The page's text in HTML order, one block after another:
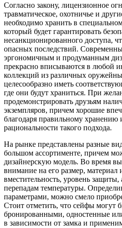
Согласно закону, лицензионное
травматическое, охотничье и
необходимо хранить в
который будет гарантировать
несанкционированного доступа,
опасных последствий.
эргономичным и продуманным
прекрасно вписываются в любой
коллекций из различных
целесообразно иметь
где они будут храниться. При
продемонстрировать друзьям
экземпляров, причем хорошие
благодаря правильному
рациональности такого подхода.
На рынке представлены разные
большом ассортименте, причем
дизайнерскую модель. Во время
внимание на его размер, материал
вместительность, уровень защиты,
перепадам температуры.
параметрами, можно смело
Стоит отметить, что сейфы могут
бронированными, одностенные
в зависимости от замка и